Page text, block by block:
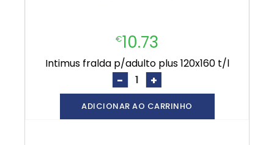
€10.73
intimus fralda p/adulto plus 120x160 t/l
- +
ADICIONAR AO CARRINHO